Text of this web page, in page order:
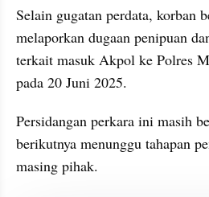
Selain gugatan perdata, korban
melaporkan dugaan penipuan
terkait masuk Akpol ke Polres
pada 20 Juni 2025.
Persidangan perkara ini masih
berikutnya menunggu tahapan
masing pihak.